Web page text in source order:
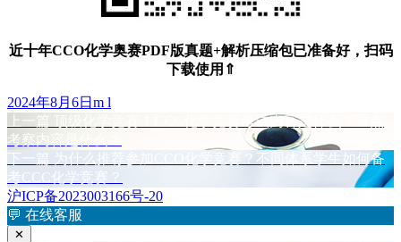
近十年CCO化学奥赛PDF版真题+解析压缩包已准备好，扫码
下载使用⇑
发
布
于
2024年8月6日 作
m l
文
章
导
航
上一篇
上
文
章：
顶级化学竞赛！CCC化学竞赛考试内容是什么？重点
考察内容是什么？
下一篇 下
篇
文
章：
为什么推荐参加CCO化学竞赛？不同体系学生如何备
考CCC化学竞赛？
沪ICP备2023003166号-20
💬 在线客服
✕